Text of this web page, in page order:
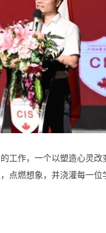
工作，一个以塑造心灵
点燃想象，并浇灌每一位